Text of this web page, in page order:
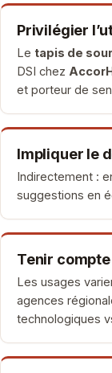
Privilégier
Le tapis de
DSI chez
et porteur de
Impliquer le
Indirectement :
suggestions en
Tenir
Les usages
agences
technologiques